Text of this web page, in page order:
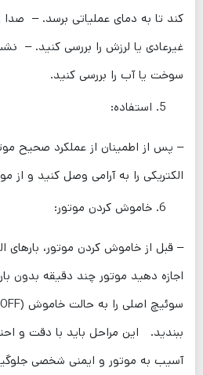
کند تا به دمای عملیاتی برسد. –
غیرعادی یا لرزش را بررسی کنید. –
سوخت یا آب را بررسی کنید.
استفاده:
– پس از اطمینان از عملکرد صحیح
الکتریکی را به آرامی وصل کنید و از
خاموش کردن موتور:
– قبل از خاموش کردن موتور، بارهای
اجازه دهید موتور چند دقیقه بدون
ببندید. این مراحل باید با دقت و
آسیب به موتور و ایمنی شخصی